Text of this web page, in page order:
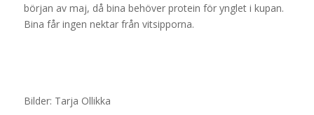
början av maj, då bina behöver protein för ynglet i kupan.
Bina får ingen nektar från vitsipporna.
Bilder: Tarja Ollikka